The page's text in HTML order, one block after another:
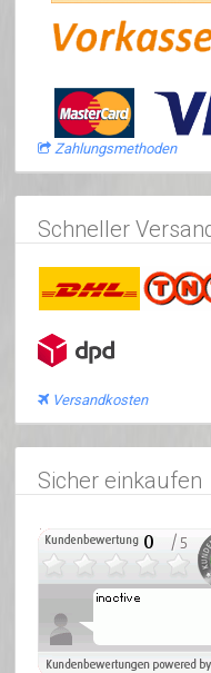
Zahlungsmethoden
Schneller
Versandkosten
Sicher einkaufen